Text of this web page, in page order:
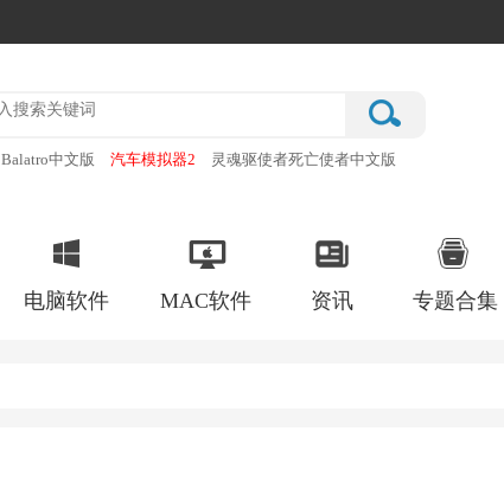
Balatro中文版 汽车模拟器2
灵魂驱使者死亡使者中文版
电脑软件 MAC软件 资讯 专题合集